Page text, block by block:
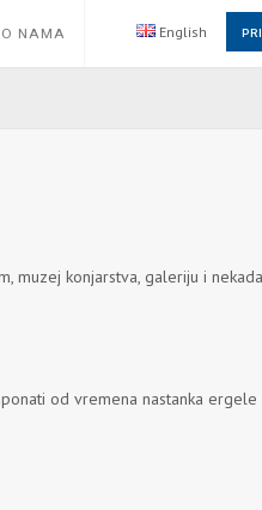
O NAMA English
muzej konjarstva, galeriju i
od vremena nastanka